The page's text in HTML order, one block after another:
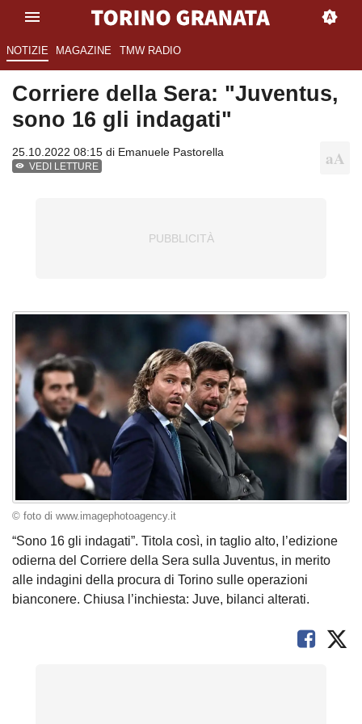
NOTIZIE MAGAZINE TMW RADIO
Corriere della Sera: "Juventus,
sono 16 gli indagati"
25.10.2022 08:15 di Emanuele Pastorella
VEDI LETTURE
© foto di www.imagephotoagency.it
“Sono 16 gli indagati”. Titola così, in taglio alto, l’edizione
odierna del Corriere della Sera sulla Juventus, in merito
alle indagini della procura di Torino sulle operazioni
bianconere. Chiusa l’inchiesta: Juve, bilanci alterati.